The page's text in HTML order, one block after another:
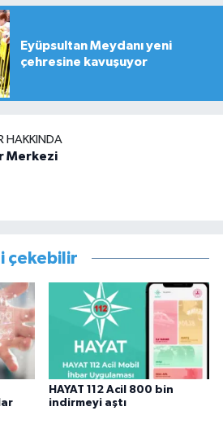
Eyüpsultan Meydanı yeni
çehresine kavuşuyor
HAKKINDA
Merkezi
çekebilir
HAYAT 112 Acil 800 bin
indirmeyi aştı